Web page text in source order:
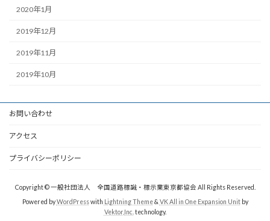
2020年1月
2019年12月
2019年11月
2019年10月
お問い合わせ
アクセス
プライバシーポリシー
Copyright © 一般社団法人 全国道路標識・標示業東京都協会 All Rights Reserved.
Powered byWordPresswith Lightning Theme& VK All in One Expansion Unitby
Vektor,Inc. technology.